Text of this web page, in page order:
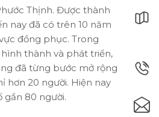
Thịnh. Được thành
nay đã có trên 10 năm
đồng phục. Trong
thành và phát triển,
đã từng bước mở rộng
hơn 20 người. Hiện nay
gần 80 người.